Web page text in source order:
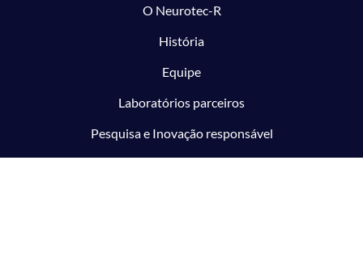
O Neurotec-R
História
Equipe
Laboratórios parceiros
Pesquisa e Inovação responsável